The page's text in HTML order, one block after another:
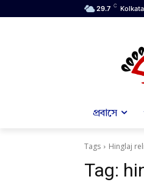
29.7 C Kolkata
প্রবাসে
Tags Hinglaj
Tag: